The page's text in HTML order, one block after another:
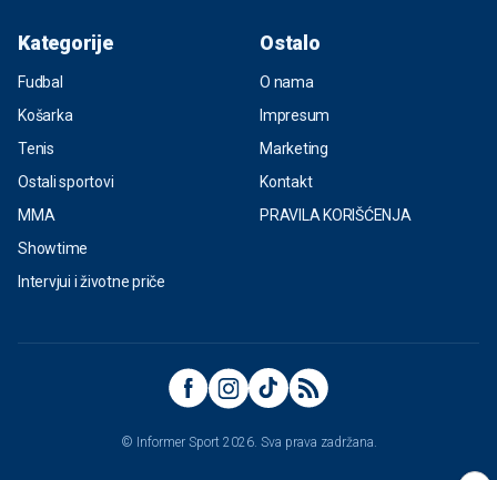
Kategorije
Fudbal
Košarka
Tenis
Ostali sportovi
MMA
Showtime
Intervjui i životne priče
Ostalo
O nama
Impresum
Marketing
Kontakt
PRAVILA KORIŠĆENJA
© Informer Sport 2026. Sva prava zadržana.